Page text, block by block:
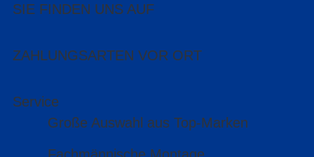
SIE FINDEN UNS AUF
ZAHLUNGSARTEN VOR ORT
Service
Große Auswahl aus Top-Marken